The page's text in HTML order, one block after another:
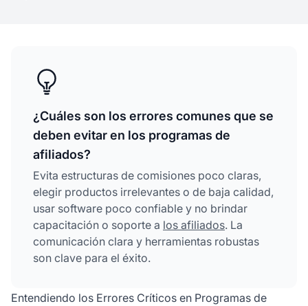
¿Cuáles son los errores comunes que se
deben evitar en los programas de
afiliados?
Evita estructuras de comisiones poco claras,
elegir productos irrelevantes o de baja calidad,
usar software poco confiable y no brindar
capacitación o soporte a los afiliados. La
comunicación clara y herramientas robustas
son clave para el éxito.
Entendiendo los Errores Críticos en Programas de